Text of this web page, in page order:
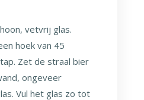
vetvrij glas.
hoek van 45
Zet de straal bier
ongeveer
Vul het glas zo tot